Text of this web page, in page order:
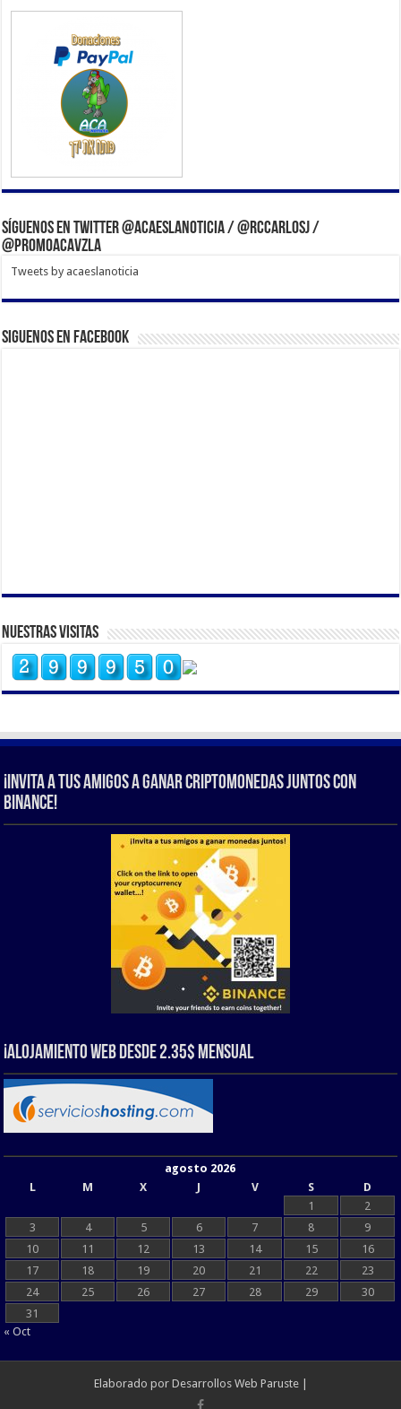
Síguenos en Twitter @acaeslanoticia / @rccarlosj /
@PromoACAVzla
Tweets by acaeslanoticia
Siguenos en Facebook
Nuestras Visitas
¡Invita a tus amigos a ganar criptomonedas juntos con
Binance!
¡Alojamiento web Desde 2.35$ Mensual
agosto 2026
L
M X J V S
D
1
2
3
4 5 6 7 8
9
10
11 12 13 14 15
16
17
18 19 20 21 22
23
24
25 26 27 28 29
30
31
« Oct
Elaborado por Desarrollos Web Paruste|